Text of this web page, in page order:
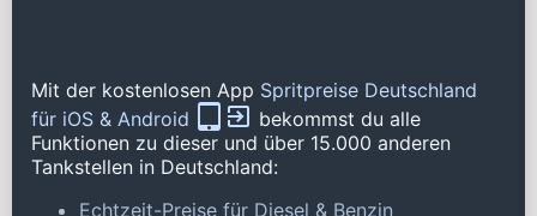
Mit der kostenlosen App Spritpreise Deutschland
für iOS & Android
bekommst du alle
Funktionen zu dieser und über 15.000 anderen
Tankstellen in Deutschland:
Echtzeit-Preise für Diesel & Benzin